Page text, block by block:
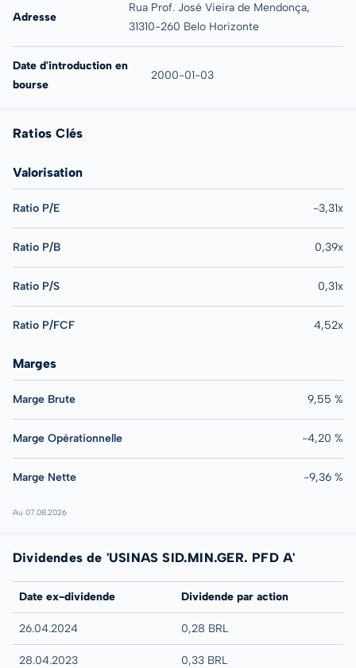
Adresse
Rua Prof. José Vieira de Mendonça,
31310-260 Belo Horizonte
Date d'introduction en
bourse
2000-01-03
Ratios Clés
Valorisation
Ratio P/E -3,31x
Ratio P/B 0,39x
Ratio P/S 0,31x
Ratio P/FCF 4,52x
Marges
Marge Brute 9,55 %
Marge Opérationnelle -4,20 %
Marge Nette -9,36 %
Au 07.08.2026
Dividendes de 'USINAS SID.MIN.GER. PFD A'
Date ex-dividende Dividende par action
26.04.2024 0,28 BRL
28.04.2023 0,33 BRL